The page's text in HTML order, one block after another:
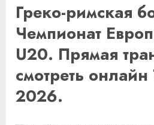
Греко-римская
Чемпионат
U20. Прямая
смотреть
2026.